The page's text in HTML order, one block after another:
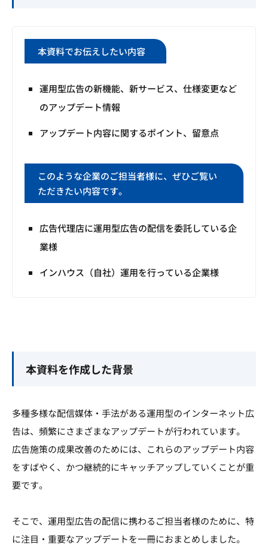
本資料でお伝えしたい内容
運用型広告の新機能、新サービス、仕様変更など
のアップデート情報
アップデート内容に関するポイント、留意点
このような企業のご担当者様に、ぜひご覧い
ただきたい内容です。
広告代理店に運用型広告の配信を委託している企
業様
インハウス（自社）運用を行っている企業様
本資料を作成した背景
多種多様な配信媒体・手法がある運用型のインターネット広
告は、頻繁にさまざまなアップデートが行われています。
広告施策の成果改善のためには、これらのアップデート内容
をすばやく、かつ継続的にキャッチアップしていくことが重
要です。
そこで、運用型広告の配信に携わるご担当者様のために、特
に注目・重要なアップデートを一冊におまとめしました。